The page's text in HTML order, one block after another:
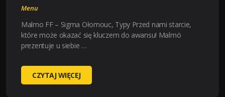
Menu
Malmo FF – Sigma Ołomouc, Typy Przed nami starcie,
które może okazać się kluczem do awansu! Malmö
prezentuje u siebie …
MALMO
FF
CZYTAJ WIĘCEJ